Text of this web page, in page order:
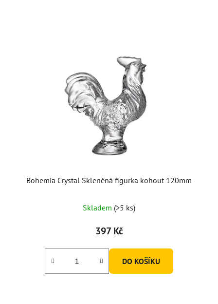
Bohemia Crystal Skleněná figurka kohout 120mm
Skladem (>5 ks)
397 Kč
DO KOŠÍKU